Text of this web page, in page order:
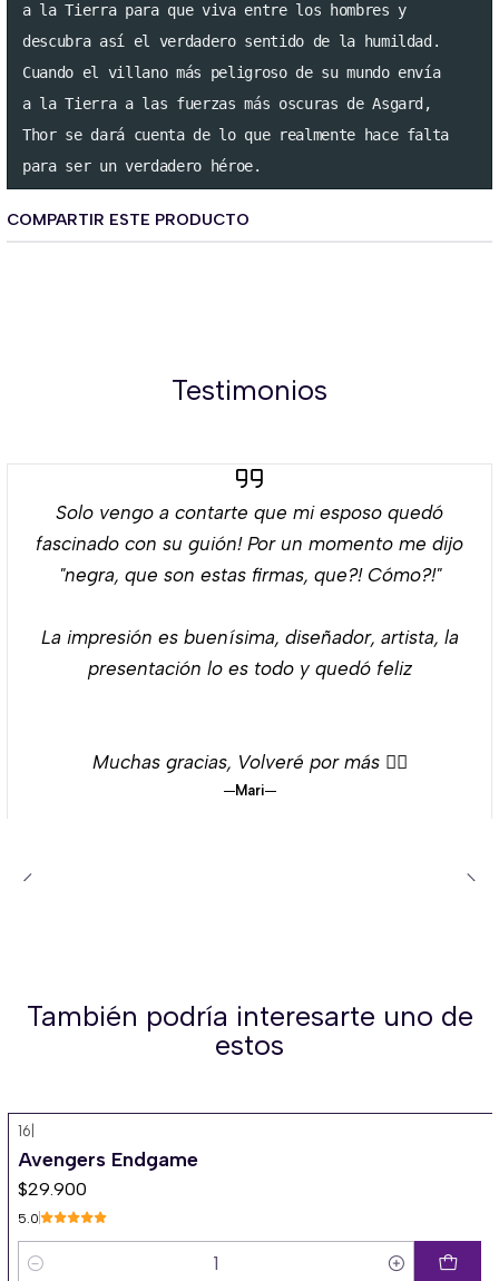
a la Tierra para que viva entre los hombres y
descubra así el verdadero sentido de la humildad.
Cuando el villano más peligroso de su mundo envía
a la Tierra a las fuerzas más oscuras de Asgard,
Thor se dará cuenta de lo que realmente hace falta
para ser un verdadero héroe.
COMPARTIR ESTE PRODUCTO
Testimonios
Solo vengo a contarte que mi esposo quedó
fascinado con su guión! Por un momento me dijo
"negra, que son estas firmas, que?! Cómo?!"
La impresión es buenísima, diseñador, artista, la
presentación lo es todo y quedó feliz
Muchas gracias, Volveré por más 👌🏻
Mari
También podría interesarte uno de
estos
16
Avengers Endgame
$29.900
5.0
Cantidad